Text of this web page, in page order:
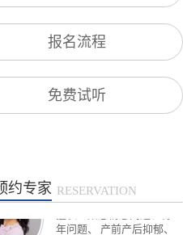
报名流程
免费试听
约专家 RESERVATION
叛逆对抗、学业规划等)；
职场咨询(职场压力、人际
沟通、跳
在线预约>>
沈莉首席咨询师
擅长：婚恋情感问题、青少
年问题、 产前产后抑郁、
王宾专家咨询师
庭，躯体及先天缺陷、疾病